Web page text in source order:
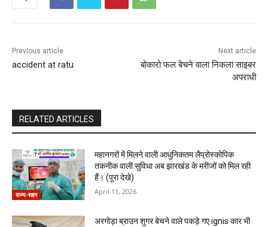
Previous article
accident at ratu
Next article
बोकारो फल बेचने वाला निकला साइबर
अपराधी
RELATED ARTICLES
राज्य-शहर
महानगरों में मिलने वाली आधुनिकतम लैप्रोस्कोपिक
तकनीक वाली सुविधा अब झारखंड के मरीजों को मिल रही
हैं। (पूरा देखे)
April 11, 2026
अरगोड़ा ब्राउन शुगर बेचने वाले पकड़े गए ignis कार भी